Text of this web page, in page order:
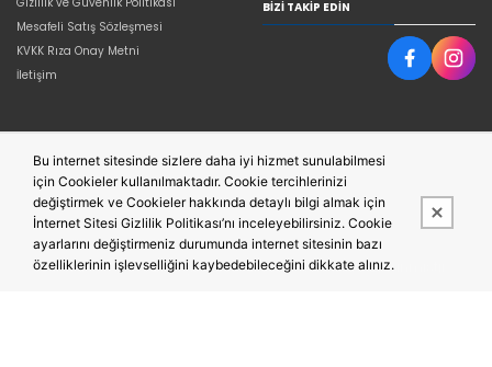
Mesafeli Satış Sözleşmesi
KVKK Rıza Onay Metni
İletişim
BIZI TAKIP EDIN
Bu site,PobolEti®Entegre E-ticaret Sistemi ile hazırlanmıştır.
Bu internet sitesinde sizlere daha iyi hizmet sunulabilmesi
için Cookieler kullanılmaktadır. Cookie tercihlerinizi
değiştirmek ve Cookieler hakkında detaylı bilgi almak için
İnternet Sitesi Gizlilik Politikası’nı inceleyebilirsiniz. Cookie
ayarlarını değiştirmeniz durumunda internet sitesinin bazı
özelliklerinin işlevselliğini kaybedebileceğini dikkate alınız.